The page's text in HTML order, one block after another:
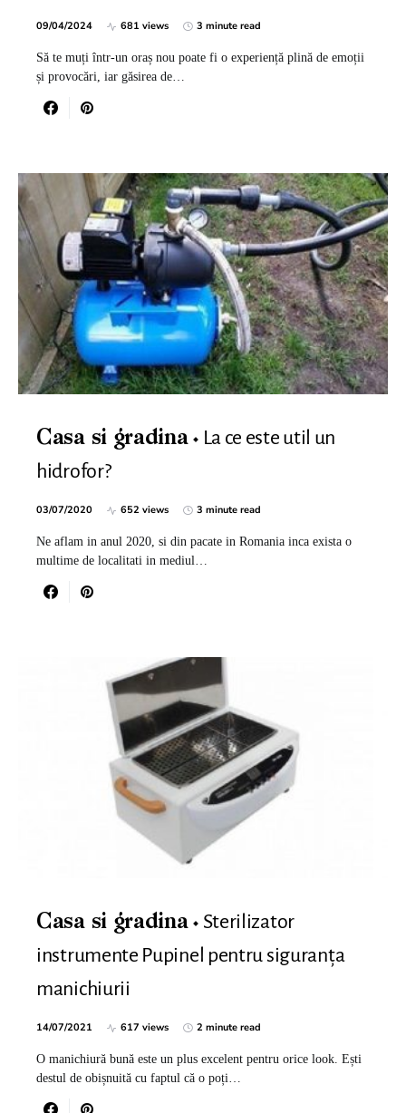
09/04/2024 681 views 3 minute read
Să te muți într-un oraș nou poate fi o experiență plină de emoții
și provocări, iar găsirea de…
Casa si gradina
La ce este util un
hidrofor?
03/07/2020 652 views 3 minute read
Ne aflam in anul 2020, si din pacate in Romania inca exista o
multime de localitati in mediul…
Casa si gradina
Sterilizator
instrumente Pupinel pentru siguranța
manichiurii
14/07/2021 617 views 2 minute read
O manichiură bună este un plus excelent pentru orice look. Ești
destul de obișnuită cu faptul că o poți…